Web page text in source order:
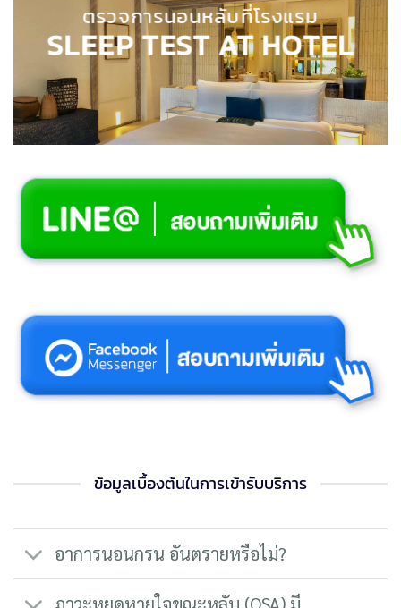
ตรวจการนอนหลับที่โรงแรม
SLEEP TEST AT HOTEL
ข้อมูลเบื้องต้นในการเข้ารับบริการ
อาการนอนกรน อันตรายหรือไม่?